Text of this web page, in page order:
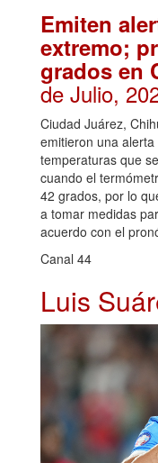
Emiten
extremo;
grados en
de Julio,
Ciudad Juárez,
emitieron una
temperaturas que
cuando el
42 grados, por lo
a tomar medidas
acuerdo con el
Canal 44
Luis